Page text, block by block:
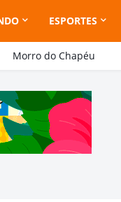
ESPORTES
Morro do Chapéu